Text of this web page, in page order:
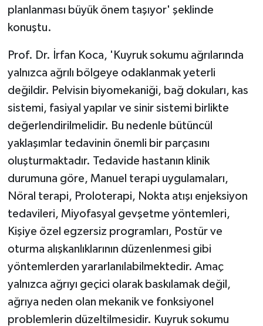
planlanması büyük önem taşıyor' şeklinde
konuştu.
Prof. Dr. İrfan Koca, 'Kuyruk sokumu ağrılarında
yalnızca ağrılı bölgeye odaklanmak yeterli
değildir. Pelvisin biyomekaniği, bağ dokuları, kas
sistemi, fasiyal yapılar ve sinir sistemi birlikte
değerlendirilmelidir. Bu nedenle bütüncül
yaklaşımlar tedavinin önemli bir parçasını
oluşturmaktadır. Tedavide hastanın klinik
durumuna göre, Manuel terapi uygulamaları,
Nöral terapi, Proloterapi, Nokta atışı enjeksiyon
tedavileri, Miyofasyal gevşetme yöntemleri,
Kişiye özel egzersiz programları, Postür ve
oturma alışkanlıklarının düzenlenmesi gibi
yöntemlerden yararlanılabilmektedir. Amaç
yalnızca ağrıyı geçici olarak baskılamak değil,
ağrıya neden olan mekanik ve fonksiyonel
problemlerin düzeltilmesidir. Kuyruk sokumu